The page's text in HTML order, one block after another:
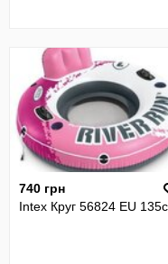
740 грн
Intex Круг 56824 EU